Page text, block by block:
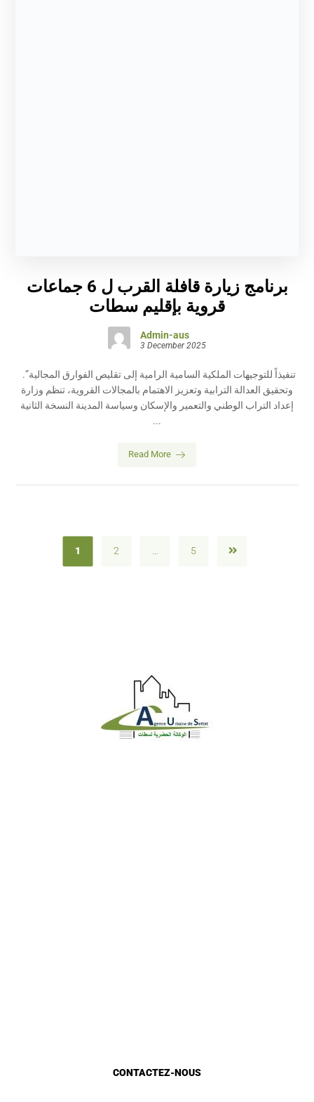
برنامج زيارة قافلة القرب ل 6 جماعات
قروية بإقليم سطات
Admin-aus
3 December 2025
.”تنفيذاً للتوجيهات الملكية السامية الرامية إلى تقليص الفوارق المجالية
وتحقيق العدالة الترابية وتعزيز الاهتمام بالمجالات القروية، تنظم وزارة
إعداد التراب الوطني والتعمير والإسكان وسياسة المدينة النسخة الثانية
...
Read More
1 2 … 5
CONTACTEZ-NOUS